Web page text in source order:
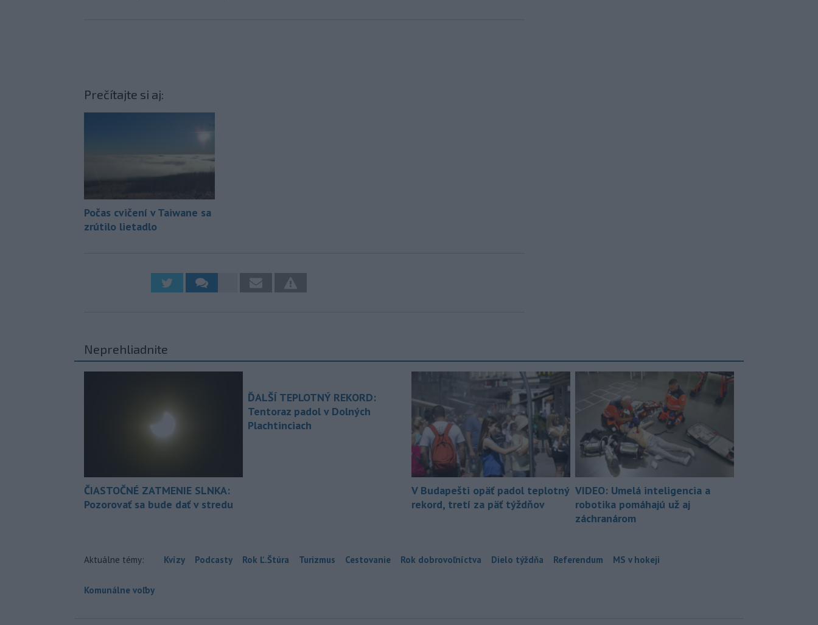
Prečítajte si aj:
Počas cvičení v Taiwane sa
zrútilo lietadlo
Neprehliadnite
ČIASTOČNÉ ZATMENIE SLNKA:
Pozorovať sa bude dať v stredu
ĎALŠÍ TEPLOTNÝ REKORD:
Tentoraz padol v Dolných
Plachtinciach
V Budapešti opäť padol teplotný
rekord, tretí za päť týždňov
VIDEO: Umelá inteligencia a
robotika pomáhajú už aj
záchranárom
Aktuálne témy: Kvízy Podcasty Rok Ľ.Štúra Turizmus Cestovanie Rok dobrovoľníctva Dielo týždňa Referendum MS v hokeji
Komunálne voľby